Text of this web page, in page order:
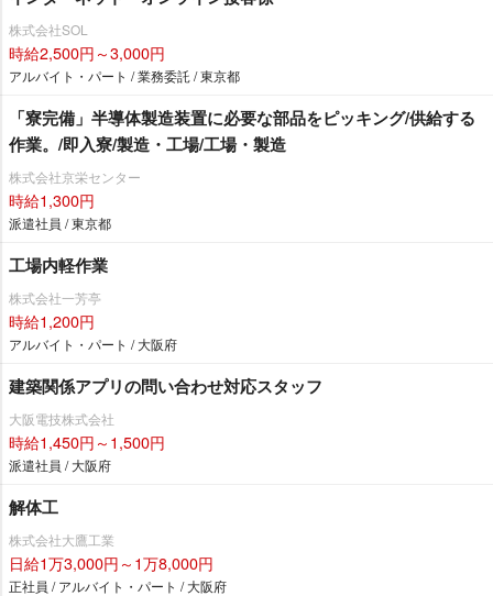
株式会社SOL
時給2,500円～3,000円
アルバイト・パート / 業務委託 / 東京都
「寮完備」半導体製造装置に必要な部品をピッキング/供給する
作業。/即入寮/製造・工場/工場・製造
株式会社京栄センター
時給1,300円
派遣社員 / 東京都
工場内軽作業
株式会社一芳亭
時給1,200円
アルバイト・パート / 大阪府
建築関係アプリの問い合わせ対応スタッフ
大阪電技株式会社
時給1,450円～1,500円
派遣社員 / 大阪府
解体工
株式会社大鷹工業
日給1万3,000円～1万8,000円
正社員 / アルバイト・パート / 大阪府